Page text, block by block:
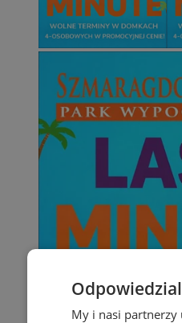
My i nasi